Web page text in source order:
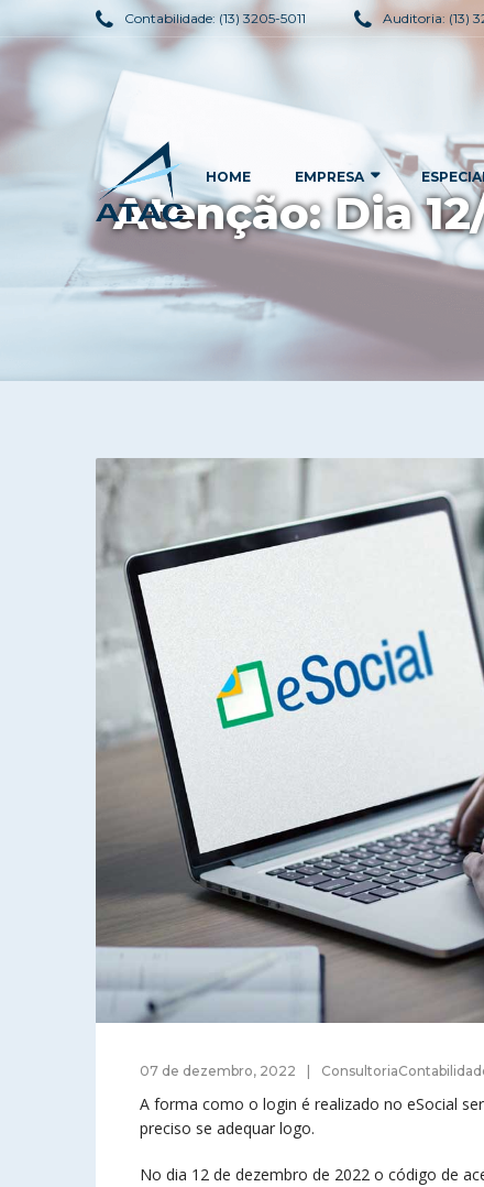
Contabilidade: (13) 3205-5011 Auditoria: (13)
HOME EMPRESA
Atenção: Dia
07 de dezembro, 2022
A forma como o login é realizado no eSocial
preciso se adequar logo.
No dia 12 de dezembro de 2022 o código de